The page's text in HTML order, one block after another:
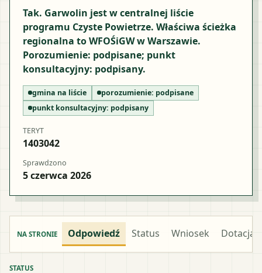
Tak. Garwolin jest w centralnej liście
programu Czyste Powietrze. Właściwa ścieżka
regionalna to WFOŚiGW w Warszawie.
Porozumienie: podpisane; punkt
konsultacyjny: podpisany.
gmina na liście porozumienie: podpisane
punkt konsultacyjny: podpisany
TERYT
1403042
Sprawdzono
5 czerwca 2026
NA STRONIE Odpowiedź Status Wniosek Dotacja
STATUS